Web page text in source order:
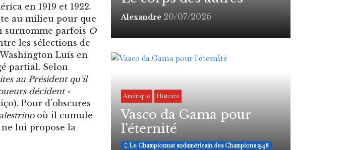
en 1919 et 1922.
au milieu pour que
surnomme parfois O
les sélections de
Luís en
partial. Selon
au Président qu’il
décident»
Pour d’obscures
où il cumule
ne lui propose la
Alexandre 20/07/2026
Amérique Histoire
Vasco da Gama pour
l'éternité
Le Championnat sudaméricain des Champions 1948